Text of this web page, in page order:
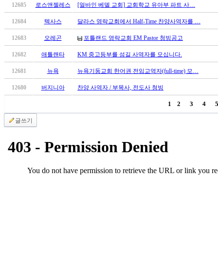
우
비
아
탑-
릴
지
입
발
부
12685 로스앤젤레스 [얼바인 베델 교회] 교회학교 유아부 파트 사…
12684 텍사스 달라스 영락교회에서 Half-Time 찬양사역자를 …
12683 오레곤 포틀랜드 영락교회 EM Pastor 청빙공고
12682 애틀랜타 KM 중고등부를 섬길 사역자를 모십니다.
12681 뉴욕 뉴욕기둥교회 한어권 전임교역자(full-time) 모…
12680 버지니아 찬양 사역자 / 부목사, 전도사 청빙
1 2 3 4 5
글쓰기